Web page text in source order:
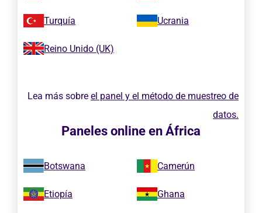
Turquía Ucrania
Reino Unido (UK)
Lea más sobre el panel y el método de muestreo de
datos.
Paneles online en África
Botswana Camerún
Etiopía Ghana